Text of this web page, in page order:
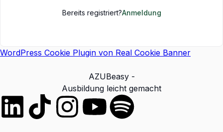
Bereits registriert?Anmeldung
WordPress Cookie Plugin von Real Cookie Banner
AZUBeasy -
Ausbildung leicht gemacht